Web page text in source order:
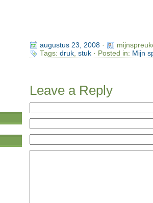
augustus 23, 2008·
Tags: druk, stuk· Posted in: Mijn
Leave a Reply